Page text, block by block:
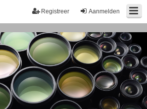
Aanmelden
Registreer